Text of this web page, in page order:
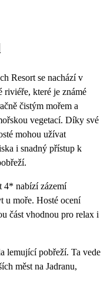
Resort se nachází v
riviéře, které je známé
čistým mořem a
vegetací. Díky své
mohou užívat
i snadný přístup k
4* nabízí zázemí
u moře. Hosté ocení
část vhodnou pro relax i
lemující pobřeží. Ta vede
měst na Jadranu,